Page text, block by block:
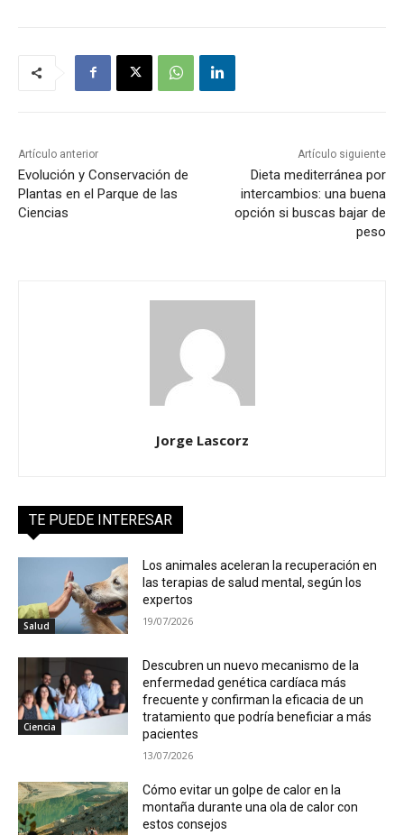
Artículo anterior
Evolución y Conservación de
Plantas en el Parque de las
Ciencias
Artículo siguiente
Dieta mediterránea por
intercambios: una buena
opción si buscas bajar de
peso
Jorge Lascorz
TE PUEDE INTERESAR
Salud
Los animales aceleran la recuperación en
las terapias de salud mental, según los
expertos
19/07/2026
Ciencia
Descubren un nuevo mecanismo de la
enfermedad genética cardíaca más
frecuente y confirman la eficacia de un
tratamiento que podría beneficiar a más
pacientes
13/07/2026
Cómo evitar un golpe de calor en la
montaña durante una ola de calor con
estos consejos